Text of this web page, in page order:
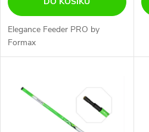
d
u
d
u
Elegance Feeder PRO by
Formax